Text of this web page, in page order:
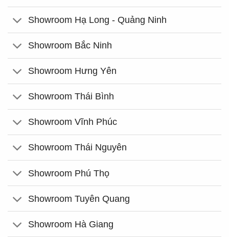
Showroom Hạ Long - Quảng Ninh
Showroom Bắc Ninh
Showroom Hưng Yên
Showroom Thái Bình
Showroom Vĩnh Phúc
Showroom Thái Nguyên
Showroom Phú Thọ
Showroom Tuyên Quang
Showroom Hà Giang